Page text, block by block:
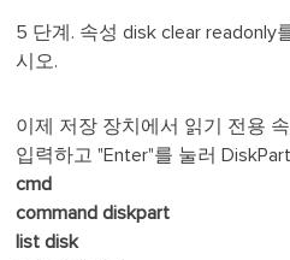
5 단계. 속성 disk clear readonly
시오.
이제 저장 장치에서 읽기 전용
입력하고 "Enter"를 눌러
cmd
command diskpart
list disk